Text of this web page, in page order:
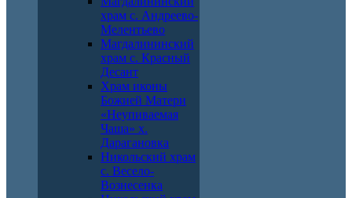
храм с. Андреево-
Мелентьево
Магдалининский
храм с. Красный
Десант
Храм иконы
Божией Матери
«Неупиваемая
Чаша» х.
Дарагановка
Никольский храм
с. Весело-
Вознесенка